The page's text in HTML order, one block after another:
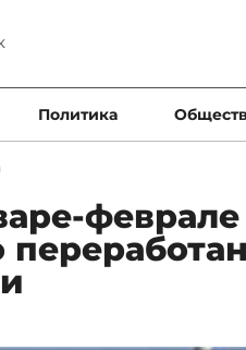
Политика